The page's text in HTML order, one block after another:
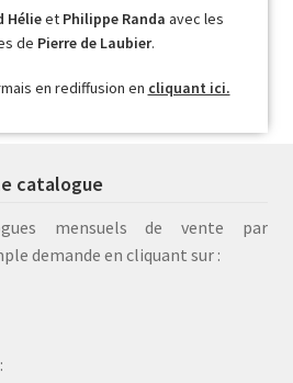
Hélieet Philippe Randa avec les
de Pierre de Laubier.
en rediffusion en cliquant ici.
catalogue
mensuels de vente par
demande en cliquant sur :